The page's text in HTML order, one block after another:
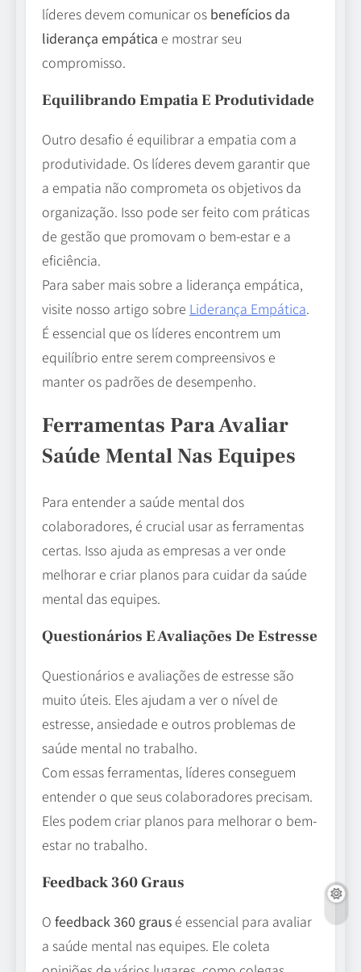
líderes devem comunicar os benefícios da
liderança empática e mostrar seu
compromisso.
Equilibrando Empatia E Produtividade
Outro desafio é equilibrar a empatia com a
produtividade. Os líderes devem garantir que
a empatia não comprometa os objetivos da
organização. Isso pode ser feito com práticas
de gestão que promovam o bem-estar e a
eficiência.
Para saber mais sobre a liderança empática,
visite nosso artigo sobre Liderança Empática.
É essencial que os líderes encontrem um
equilíbrio entre serem compreensivos e
manter os padrões de desempenho.
Ferramentas Para Avaliar
Saúde Mental Nas Equipes
Para entender a saúde mental dos
colaboradores, é crucial usar as ferramentas
certas. Isso ajuda as empresas a ver onde
melhorar e criar planos para cuidar da saúde
mental das equipes.
Questionários E Avaliações De Estresse
Questionários e avaliações de estresse são
muito úteis. Eles ajudam a ver o nível de
estresse, ansiedade e outros problemas de
saúde mental no trabalho.
Com essas ferramentas, líderes conseguem
entender o que seus colaboradores precisam.
Eles podem criar planos para melhorar o bem-
estar no trabalho.
Feedback 360 Graus
O feedback 360 graus é essencial para avaliar
a saúde mental nas equipes. Ele coleta